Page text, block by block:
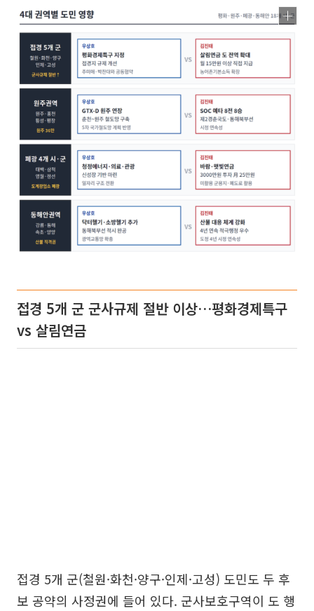
접경 5개 군 군사규제 절반 이상…평화경제특구
vs 살림연금
접경 5개 군(철원·화천·양구·인제·고성) 도민도 두 후
보 공약의 사정권에 들어 있다. 군사보호구역이 도 행